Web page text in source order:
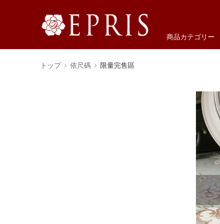
商品カテゴリー
トップ 依尺碼 限量完售區